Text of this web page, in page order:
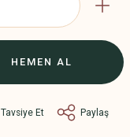
HEMEN AL
Tavsiye Et Paylaş